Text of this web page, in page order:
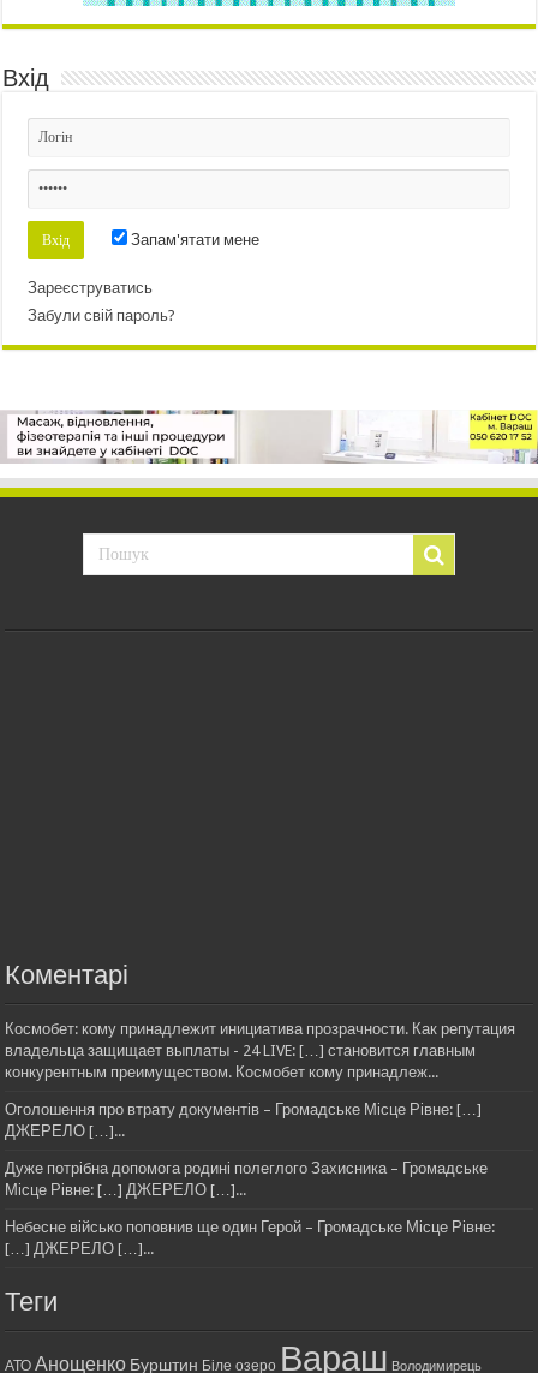
Вхід
Запам'ятати мене
Зареєструватись
Забули свій пароль?
Коментарі
Космобет: кому принадлежит инициатива прозрачности. Как репутация
владельца защищает выплаты - 24 LIVE: […] становится главным
конкурентным преимуществом. Космобет кому принадлеж...
Оголошення про втрату документів – Громадське Місце Рівне: […]
ДЖЕРЕЛО […]...
Дуже потрібна допомога родині полеглого Захисника – Громадське
Місце Рівне: […] ДЖЕРЕЛО […]...
Небесне військо поповнив ще один Герой – Громадське Місце Рівне:
[…] ДЖЕРЕЛО […]...
Теги
АТО Анощенко Бурштин Біле озеро Вараш Володимирець